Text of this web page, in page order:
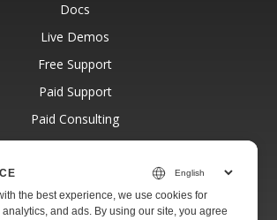
Docs
Live Demos
Free Support
Paid Support
Paid Consulting
Blog
About
the best experience, we use cookies for
and ads. By using our site, you agree